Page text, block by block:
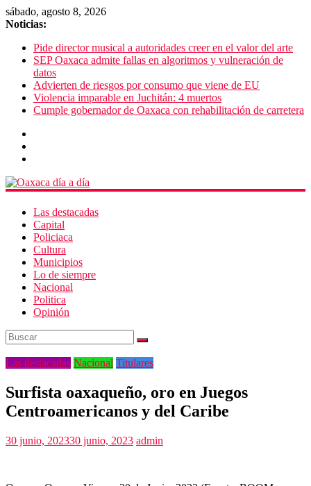
sábado, agosto 8, 2026
Noticias:
Pide director musical a autoridades creer en el valor del arte
SEP Oaxaca admite fallas en algoritmos y vulneración de
datos
Advierten de riesgos por consumo que viene de EU
Violencia imparable en Juchitán: 4 muertos
Cumple gobernador de Oaxaca con rehabilitación de carretera
Las destacadas
Capital
Policiaca
Cultura
Municipios
Lo de siempre
Nacional
Politica
Opinión
Las destacadas Nacional Titulares
Surfista oaxaqueño, oro en Juegos
Centroamericanos y del Caribe
30 junio, 202330 junio, 2023 admin